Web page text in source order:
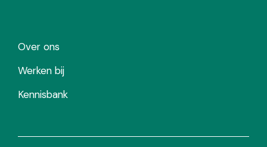
Over ons
Werken bij
Kennisbank